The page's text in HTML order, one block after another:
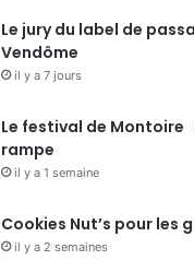
Le jury du label de
Vendôme
il y a 7 jours
Le festival de
rampe
il y a 1 semaine
Cookies Nut’s pour les
il y a 2 semaines